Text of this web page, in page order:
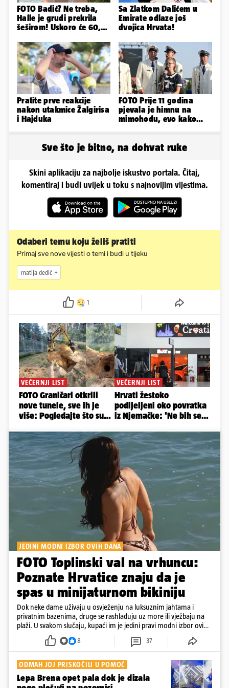
FOTO Badić? Ne treba,
Halle je grudi prekrila
šeširom! Uskoro će 60,
Sa Zlatkom Dalićem u
Emirate odlaze još
dvojica Hrvata!
Pratite prve reakcije
nakon utakmice Žalgirisa
i Hajduka
FOTO Prije 11 godina
pjevala je himnu na
mimohodu, evo kako
Sve što je bitno, na dohvat ruke
Skini aplikaciju za najbolje iskustvo portala. Čitaj,
komentiraj i budi uvijek u toku s najnovijim vijestima.
Odaberi temu koju želiš pratiti
Primaj sve nove vijesti o temi i budi u tijeku
matija dedić
1
JEDINI MODNI IZBOR OVIH DANA
FOTO Toplinski val na vrhuncu:
Poznate Hrvatice znaju da je
spas u minijaturnom bikiniju
Dok neke dame uživaju u osvježenju na luksuznim jahtama i
privatnim bazenima, druge se rashlađuju uz more ili vježbaju na
plaži. U svakom slučaju, kupaći im je jedini pravi modni izbor ovih
8 37
ODMAH JOJ PRISKOČILI U POMOĆ
Lepa Brena opet pala dok je dizala